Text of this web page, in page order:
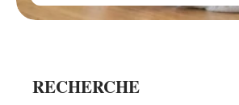
RECHERCHE